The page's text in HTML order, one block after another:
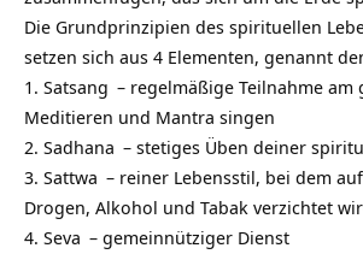
Die Grundprinzipien des spirituellen
setzen sich aus 4 Elementen, genannt
1. Satsang – regelmäßige Teilnahme am
Meditieren und Mantra singen
2. Sadhana – stetiges Üben deiner
3. Sattwa – reiner Lebensstil, bei dem
Drogen, Alkohol und Tabak verzichtet
4. Seva – gemeinnütziger Dienst